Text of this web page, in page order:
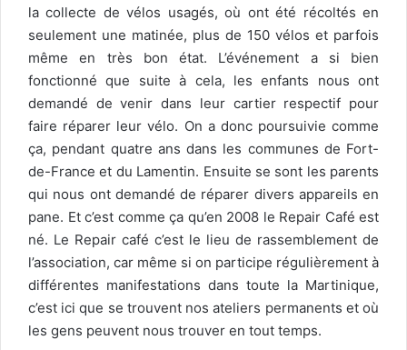
la collecte de vélos usagés, où ont été récoltés en
seulement une matinée, plus de 150 vélos et parfois
même en très bon état. L’événement a si bien
fonctionné que suite à cela, les enfants nous ont
demandé de venir dans leur cartier respectif pour
faire réparer leur vélo. On a donc poursuivie comme
ça, pendant quatre ans dans les communes de Fort-
de-France et du Lamentin. Ensuite se sont les parents
qui nous ont demandé de réparer divers appareils en
pane. Et c’est comme ça qu’en 2008 le Repair Café est
né. Le Repair café c’est le lieu de rassemblement de
l’association, car même si on participe régulièrement à
différentes manifestations dans toute la Martinique,
c’est ici que se trouvent nos ateliers permanents et où
les gens peuvent nous trouver en tout temps.